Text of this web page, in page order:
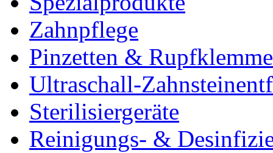
Zahnpflege
Pinzetten &
Ultraschall-
Sterilisiergeräte
Reinigungs- &